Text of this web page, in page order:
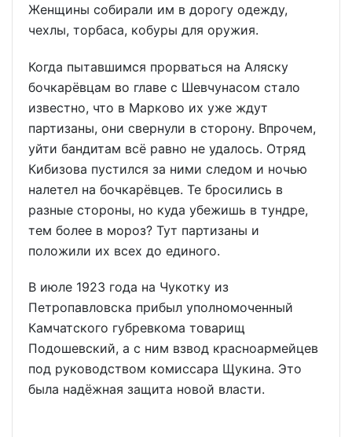
Женщины собирали им в дорогу одежду,
чехлы, торбаса, кобуры для оружия.
Когда пытавшимся прорваться на Аляску
бочкарёвцам во главе с Шевчунасом стало
известно, что в Марково их уже ждут
партизаны, они свернули в сторону. Впрочем,
уйти бандитам всё равно не удалось. Отряд
Кибизова пустился за ними следом и ночью
налетел на бочкарёвцев. Те бросились в
разные стороны, но куда убежишь в тундре,
тем более в мороз? Тут партизаны и
положили их всех до единого.
В июле 1923 года на Чукотку из
Петропавловска прибыл уполномоченный
Камчатского губревкома товарищ
Подошевский, а с ним взвод красноармейцев
под руководством комиссара Щукина. Это
была надёжная защита новой власти.